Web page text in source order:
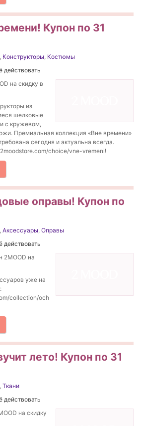
Купон по 31
, Конструкторы, Костюмы
действовать
на скидку в
из
шелковые
с кружевом,
Премиальная коллекция «Вне времени»
сегодня и актуальна всегда.
choice/vne-vremeni!
оправы! Купон по
, Аксессуары, Оправы
действовать
2MOOD на
уже на
collection/och
лето! Купон по 31
, Ткани
действовать
на скидку